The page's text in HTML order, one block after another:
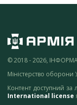
© 2018 - 2026,
Міністерство оборони
Контент доступний за
International license